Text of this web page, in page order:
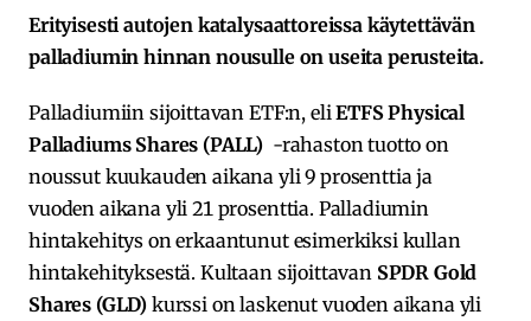
Erityisesti autojen katalysaattoreissa käytettävän
palladiumin hinnan nousulle on useita perusteita.
Palladiumiin sijoittavan ETF:n, eliETFS Physical
Palladiums Shares (PALL) -rahaston tuotto on
noussut kuukauden aikana yli 9 prosenttia ja
vuoden aikana yli 21 prosenttia. Palladiumin
hintakehitys on erkaantunut esimerkiksi kullan
hintakehityksestä. Kultaan sijoittavan SPDR Gold
Shares (GLD) kurssi on laskenut vuoden aikana yli